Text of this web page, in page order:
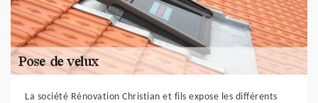
La société Rénovation Christian et fils expose les différents